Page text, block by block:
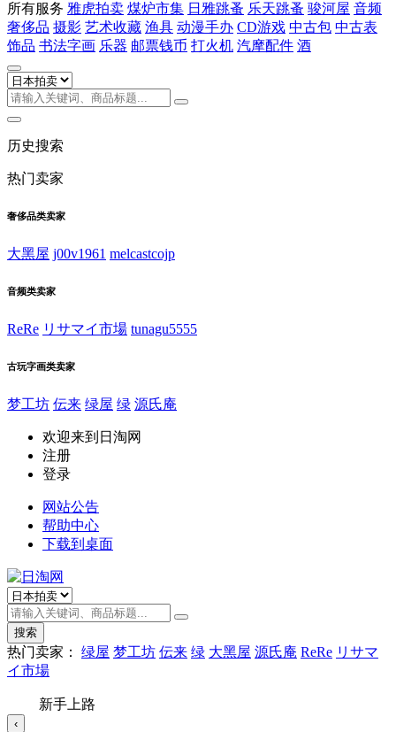
所有服务 雅虎拍卖 煤炉市集 日雅跳蚤 乐天跳蚤 骏河屋 音频
奢侈品 摄影 艺术收藏 渔具 动漫手办 CD游戏 中古包 中古表
饰品 书法字画 乐器 邮票钱币 打火机 汽摩配件 酒
历史搜索
热门卖家
奢侈品类卖家
大黑屋 j00v1961 melcastcojp
音频类卖家
ReRe リサマイ市場 tunagu5555
古玩字画类卖家
梦工坊 伝来 绿屋 绿 源氏庵
欢迎来到日淘网
注册
登录
网站公告
帮助中心
下载到桌面
搜索
热门卖家： 绿屋 梦工坊 伝来 绿 大黑屋 源氏庵 ReRe リサマ
イ市場
新手上路
‹